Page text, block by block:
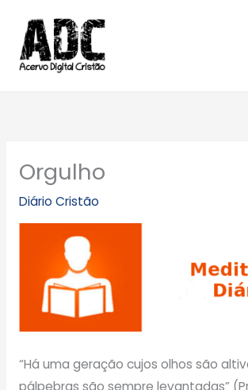
para
conteúdo
Orgulho
Diário Cristão
“Há uma geração cujos olhos são
pálpebras são sempre levantadas”